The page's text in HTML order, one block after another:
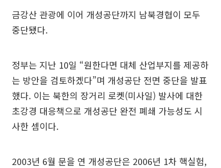
금강산 관광에 이어 개성공단까지 남북경협이 모두
중단됐다.
정부는 지난 10일 “원한다면 대체 산업부지를 제공하
는 방안을 검토하겠다”며 개성공단 전면 중단을 발표
했다. 이는 북한의 장거리 로켓(미사일) 발사에 대한
초강경 대응책으로 개성공단 완전 폐쇄 가능성도 시
사한 셈이다.
2003년 6월 문을 연 개성공단은 2006년 1차 핵실험,